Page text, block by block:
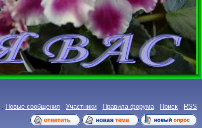
Новые сообщения · Участники · Правила форума · Поиск · RSS